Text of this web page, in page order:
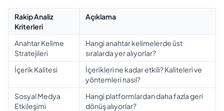
Rakip Analiz
Kriterleri
Açıklama
Anahtar Kelime
Stratejileri
Hangi anahtar kelimelerde üst
sıralarda yer alıyorlar?
İçerik Kalitesi
İçerikleri ne kadar etkili? Kaliteleri ve
yöntemleri nasıl?
Sosyal Medya
Etkileşimi
Hangi platformlardan daha fazla geri
dönüş alıyorlar?